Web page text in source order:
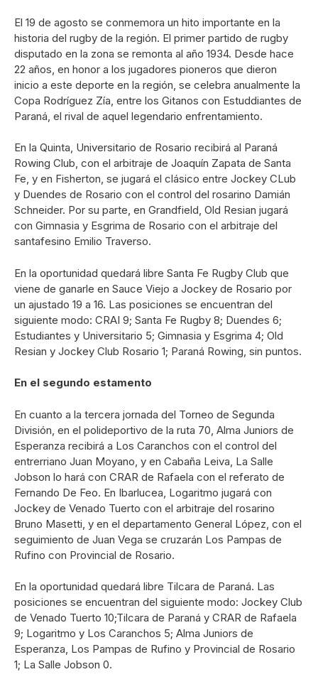
El 19 de agosto se conmemora un hito importante en la
historia del rugby de la región. El primer partido de rugby
disputado en la zona se remonta al año 1934. Desde hace
22 años, en honor a los jugadores pioneros que dieron
inicio a este deporte en la región, se celebra anualmente la
Copa Rodríguez Zía, entre los Gitanos con Estuddiantes de
Paraná, el rival de aquel legendario enfrentamiento.
En la Quinta, Universitario de Rosario recibirá al Paraná
Rowing Club, con el arbitraje de Joaquín Zapata de Santa
Fe, y en Fisherton, se jugará el clásico entre Jockey CLub
y Duendes de Rosario con el control del rosarino Damián
Schneider. Por su parte, en Grandfield, Old Resian jugará
con Gimnasia y Esgrima de Rosario con el arbitraje del
santafesino Emilio Traverso.
En la oportunidad quedará libre Santa Fe Rugby Club que
viene de ganarle en Sauce Viejo a Jockey de Rosario por
un ajustado 19 a 16. Las posiciones se encuentran del
siguiente modo: CRAI 9; Santa Fe Rugby 8; Duendes 6;
Estudiantes y Universitario 5; Gimnasia y Esgrima 4; Old
Resian y Jockey Club Rosario 1; Paraná Rowing, sin puntos.
En el segundo estamento
En cuanto a la tercera jornada del Torneo de Segunda
División, en el polideportivo de la ruta 70, Alma Juniors de
Esperanza recibirá a Los Caranchos con el control del
entrerriano Juan Moyano, y en Cabaña Leiva, La Salle
Jobson lo hará con CRAR de Rafaela con el referato de
Fernando De Feo. En Ibarlucea, Logaritmo jugará con
Jockey de Venado Tuerto con el arbitraje del rosarino
Bruno Masetti, y en el departamento General López, con el
seguimiento de Juan Vega se cruzarán Los Pampas de
Rufino con Provincial de Rosario.
En la oportunidad quedará libre Tilcara de Paraná. Las
posiciones se encuentran del siguiente modo: Jockey Club
de Venado Tuerto 10;Tilcara de Paraná y CRAR de Rafaela
9; Logaritmo y Los Caranchos 5; Alma Juniors de
Esperanza, Los Pampas de Rufino y Provincial de Rosario
1; La Salle Jobson 0.